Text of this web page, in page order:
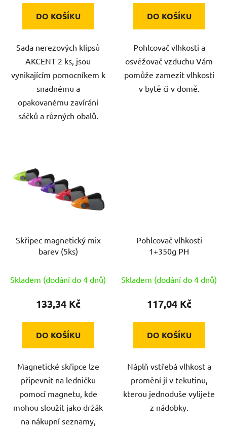
DO KOŠÍKU
Sada nerezových klipsů
AKCENT 2 ks, jsou
vynikajícím pomocníkem k
snadnému a
opakovanému zavírání
sáčků a různých obalů.
DO KOŠÍKU
Pohlcovač vlhkosti a
osvěžovač vzduchu Vám
pomůže zamezit vlhkosti
v bytě či v domě.
Skřipec magnetický mix
barev (5ks)
Skladem (dodání do 4 dnů)
133,34 Kč
DO KOŠÍKU
Magnetické skřipce lze
připevnit na ledničku
pomocí magnetu, kde
mohou sloužit jako držák
na nákupní seznamy,
Pohlcovač vlhkosti
1+350g PH
Skladem (dodání do 4 dnů)
117,04 Kč
DO KOŠÍKU
Náplň vstřebá vlhkost a
promění jí v tekutinu,
kterou jednoduše vylijete
z nádobky.